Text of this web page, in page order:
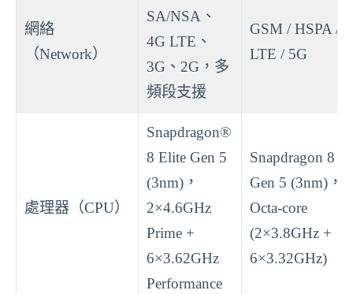
網絡
（Network）
SA/NSA、
4G LTE、
3G、2G，多
頻段支援
GSM / HSPA /
LTE / 5G
處理器（CPU）
Snapdragon®
8 Elite Gen 5
(3nm)，
2×4.6GHz
Prime +
6×3.62GHz
Performance
Snapdragon 8
Gen 5 (3nm)，
Octa-core
(2×3.8GHz +
6×3.32GHz)